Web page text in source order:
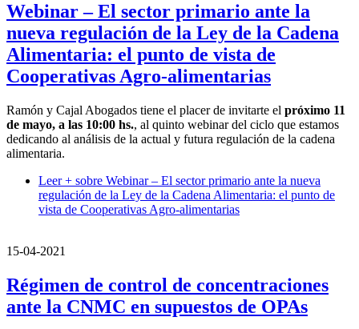
Webinar – El sector primario ante la
nueva regulación de la Ley de la Cadena
Alimentaria: el punto de vista de
Cooperativas Agro-alimentarias
Ramón y Cajal Abogados tiene el placer de invitarte el próximo 11
de mayo, a las 10:00 hs., al quinto webinar del ciclo que estamos
dedicando al análisis de la actual y futura regulación de la cadena
alimentaria.
Leer + sobre Webinar – El sector primario ante la nueva
regulación de la Ley de la Cadena Alimentaria: el punto de
vista de Cooperativas Agro-alimentarias
15-04-2021
Régimen de control de concentraciones
ante la CNMC en supuestos de OPAs